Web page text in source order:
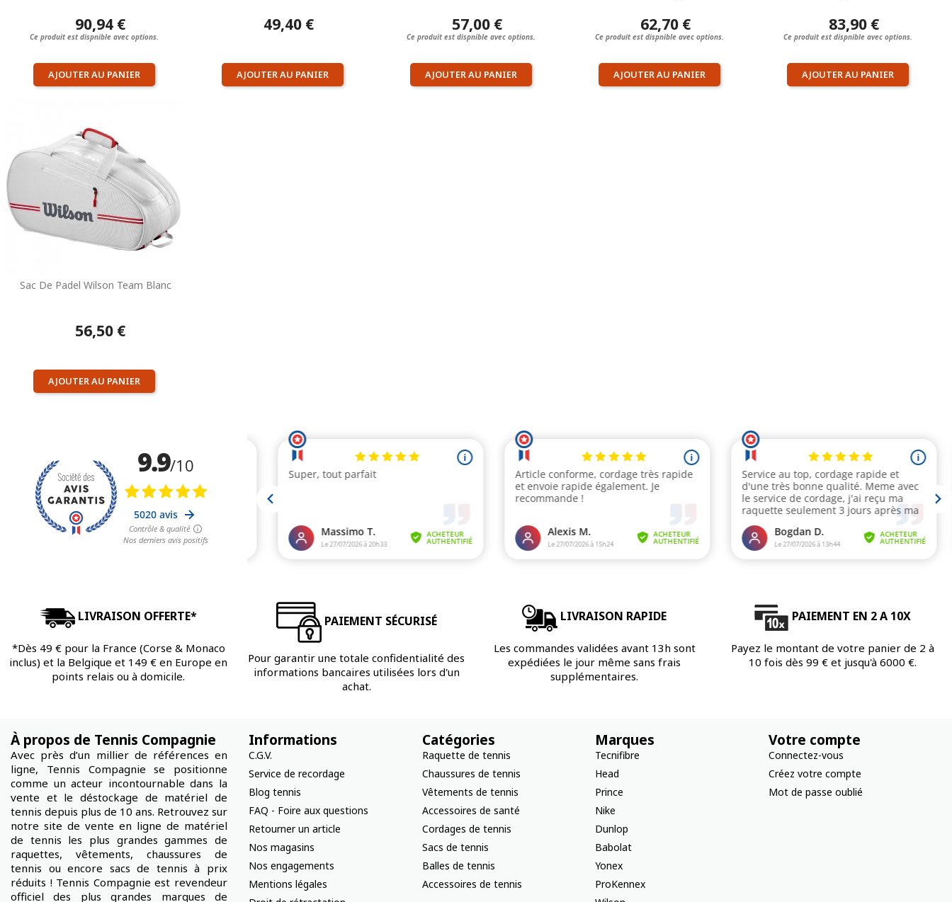
90,94 €
Ce produit est dispnible avec options.
AJOUTER AU PANIER
49,40 €
AJOUTER AU PANIER
57,00 €
Ce produit est dispnible avec options.
AJOUTER AU PANIER
62,70 €
Ce produit est dispnible avec options.
AJOUTER AU PANIER
83,90 €
Ce produit est dispnible avec options.
AJOUTER AU PANIER
Sac De Padel Wilson Team Blanc
56,50 €
AJOUTER AU PANIER
LIVRAISON OFFERTE*
*Dès 49 € pour la France (Corse & Monaco
inclus) et la Belgique et 149 € en Europe en
points relais ou à domicile.
PAIEMENT SÉCURISÉ
Pour garantir une totale confidentialité des
informations bancaires utilisées lors d'un
achat.
LIVRAISON RAPIDE
Les commandes validées avant 13h sont
expédiées le jour même sans frais
supplémentaires.
PAIEMENT EN 2 A 10X
Payez le montant de votre panier de 2 à
10 fois dès 99 € et jusqu'à 6000 €.
À propos de Tennis Compagnie
Avec près d’un millier de références en
ligne, Tennis Compagnie se positionne
comme un acteur incontournable dans la
vente et le déstockage de matériel de
tennis depuis plus de 10 ans. Retrouvez sur
notre site de vente en ligne de matériel
de tennis les plus grandes gammes de
raquettes, vêtements, chaussures de
tennis ou encore sacs de tennis à prix
réduits ! Tennis Compagnie est revendeur
officiel des plus grandes marques de
Informations
C.G.V.
Service de recordage
Blog tennis
FAQ - Foire aux questions
Retourner un article
Nos magasins
Nos engagements
Mentions légales
Catégories
Raquette de tennis
Chaussures de tennis
Vêtements de tennis
Accessoires de santé
Cordages de tennis
Sacs de tennis
Balles de tennis
Accessoires de tennis
Marques
Tecnifibre
Head
Prince
Nike
Dunlop
Babolat
Yonex
ProKennex
Votre compte
Connectez-vous
Créez votre compte
Mot de passe oublié